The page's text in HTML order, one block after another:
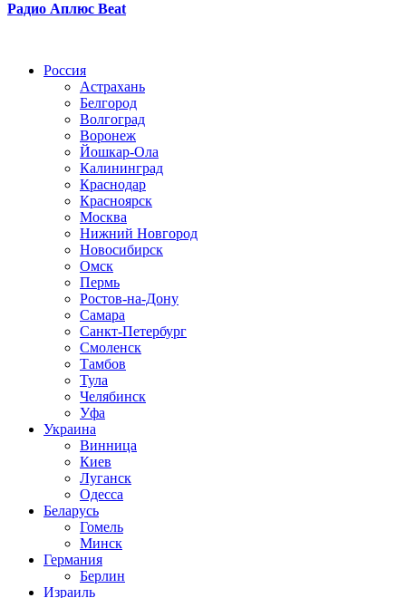
Радио Аплюс Beat
Россия
Астрахань
Белгород
Волгоград
Воронеж
Йошкар-Ола
Калининград
Краснодар
Красноярск
Москва
Нижний Новгород
Новосибирск
Омск
Пермь
Ростов-на-Дону
Самара
Санкт-Петербург
Смоленск
Тамбов
Тула
Челябинск
Уфа
Украина
Винница
Киев
Луганск
Одесса
Беларусь
Гомель
Минск
Германия
Берлин
Израиль